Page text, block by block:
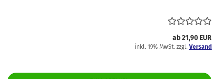
ab 21,90 EUR
inkl. 19% MwSt. zzgl. Versand